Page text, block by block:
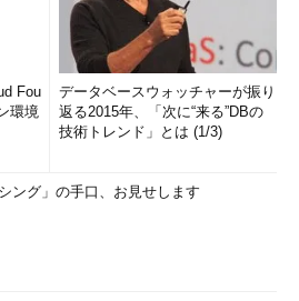
Fou
環境
データベースウォッチャーが振り
返る2015年、「次に“来る”DBの
技術トレンド」とは (1/3)
ング」の手口、お見せします